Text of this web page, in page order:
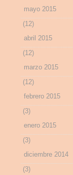
mayo 2015
(12)
abril 2015
(12)
marzo 2015
(12)
febrero 2015
(3)
enero 2015
(3)
diciembre 2014
(3)